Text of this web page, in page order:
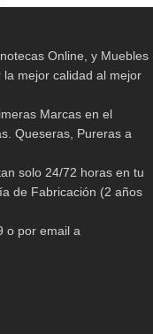
Online, y Muebles
mejor calidad al mejor
Marcas en el
Queseras, Pureras a
solo 24/72 horas en tu
de Fabricación (2 años
o por email a